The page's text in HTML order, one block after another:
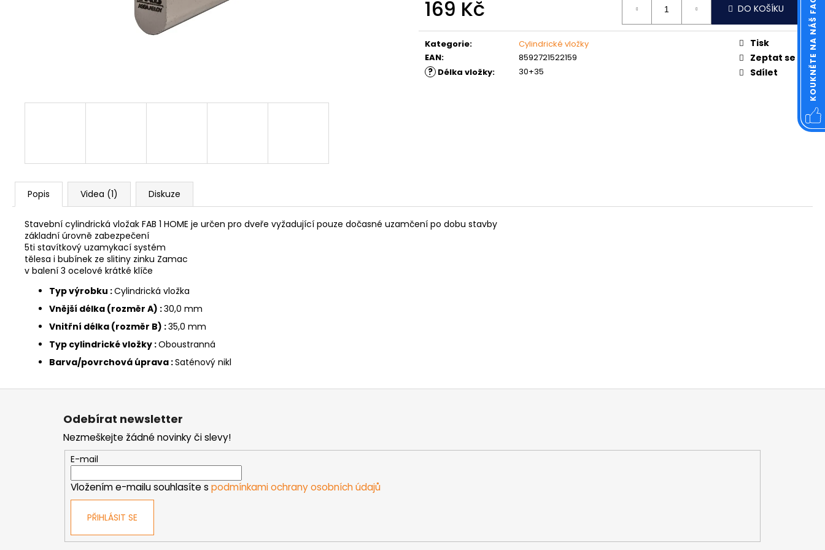
169 Kč
cena:
DO KOŠÍKU
Kategorie:
Cylindrické vložky
EAN: 8592721522159
? Délka vložky: 30+35
Tisk
Zeptat se
Sdílet
Popis Videa (1) Diskuze
Stavební cylindrická vložak FAB 1 HOME je určen pro dveře vyžadující pouze dočasné uzamčení po dobu stavby
základní úrovně zabezpečení
5ti stavítkový uzamykací systém
tělesa i bubínek ze slitiny zinku Zamac
v balení 3 ocelové krátké klíče
Typ výrobku :Cylindrická vložka
Vnější délka (rozměr A) :30,0 mm
Vnitřní délka (rozměr B) :35,0 mm
Typ cylindrické vložky :Oboustranná
Barva/povrchová úprava :Saténový nikl
NÝT DUTÝ DVOJDÍLNÝ 3,5X10 NIKL
MATICE ŠESTIHRANNÁ PRODLOUŽENÁ
PODLOŽKA PÉROVÁ ČTVERCOVÁ NEREZ
0,10 Kč
Z
Odebírat newsletter
Nezmeškejte žádné novinky či slevy!
E-mail
Vložením e-mailu souhlasíte s podmínkami ochrany osobních údajů
PŘIHLÁSIT SE
KOUKNĚTE NA NÁŠ FACEBOOK